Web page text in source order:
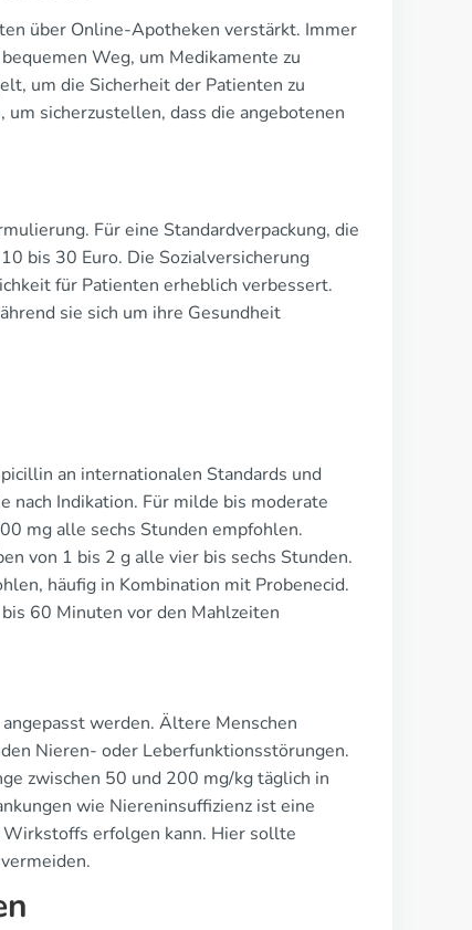
über Online-Apotheken verstärkt. Immer
Weg, um Medikamente zu
um die Sicherheit der Patienten zu
sicherzustellen, dass die angebotenen
Für eine Standardverpackung, die
bis 30 Euro. Die Sozialversicherung
für Patienten erheblich verbessert.
sie sich um ihre Gesundheit
an internationalen Standards und
nach Indikation. Für milde bis moderate
mg alle sechs Stunden empfohlen.
von 1 bis 2 g alle vier bis sechs Stunden.
häufig in Kombination mit Probenecid.
60 Minuten vor den Mahlzeiten
werden. Ältere Menschen
Nieren- oder Leberfunktionsstörungen.
zwischen 50 und 200 mg/kg täglich in
wie Niereninsuffizienz ist eine
erfolgen kann. Hier sollte